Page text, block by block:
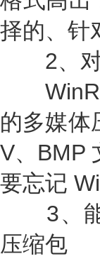
择的、针
2、对
的多媒体
V、BMP
要忘记
3、能
压缩包